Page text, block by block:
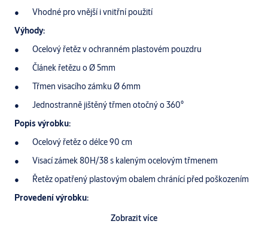
Vhodné pro vnější i vnitřní použití
Výhody:
Ocelový řetěz v ochranném plastovém pouzdru
Článek řetězu o Ø 5mm
Třmen visacího zámku Ø 6mm
Jednostranně jištěný třmen otočný o 360°
Popis výrobku:
Ocelový řetěz o délce 90 cm
Visací zámek 80H/38 s kaleným ocelovým třmenem
Řetěz opatřený plastovým obalem chránící před poškozením
Provedení výrobku:
standardní povrchová úprava:
Zobrazit více